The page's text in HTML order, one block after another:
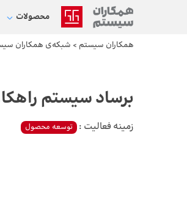
محصولات
همکاران سیستم > شبکه‌ی همکاران
برساد سیستم
زمینه فعالیت : توسعه محصول